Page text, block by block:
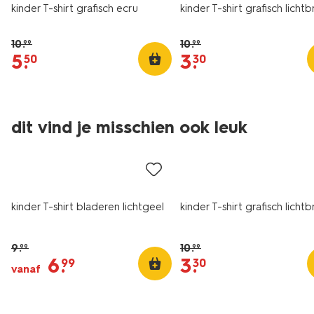
kinder T-shirt grafisch ecru
10.99
5.
50
kinder T-shirt grafisch
10.99
3.
30
dit vind je misschien ook leuk
sale
kinder T-shirt bladeren lichtgeel
9.99
vanaf 6.
99
sale
kinder T-shirt grafisch
10.99
3.
30